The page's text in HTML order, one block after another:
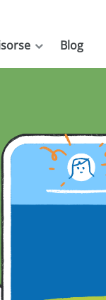
Blog